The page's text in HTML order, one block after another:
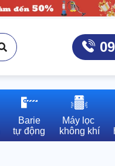
Barie
tự động
Máy lọc
không khí